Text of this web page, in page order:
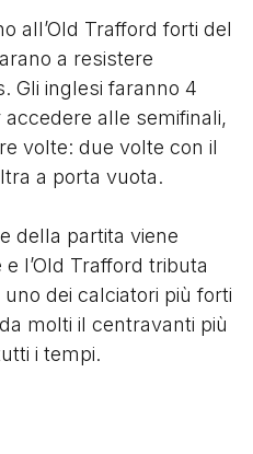
all’Old Trafford forti del
a resistere
Gli inglesi faranno 4
alle semifinali,
volte: due volte con il
a porta vuota.
della partita viene
l’Old Trafford tributa
dei calciatori più forti
molti il centravanti più
i tempi.